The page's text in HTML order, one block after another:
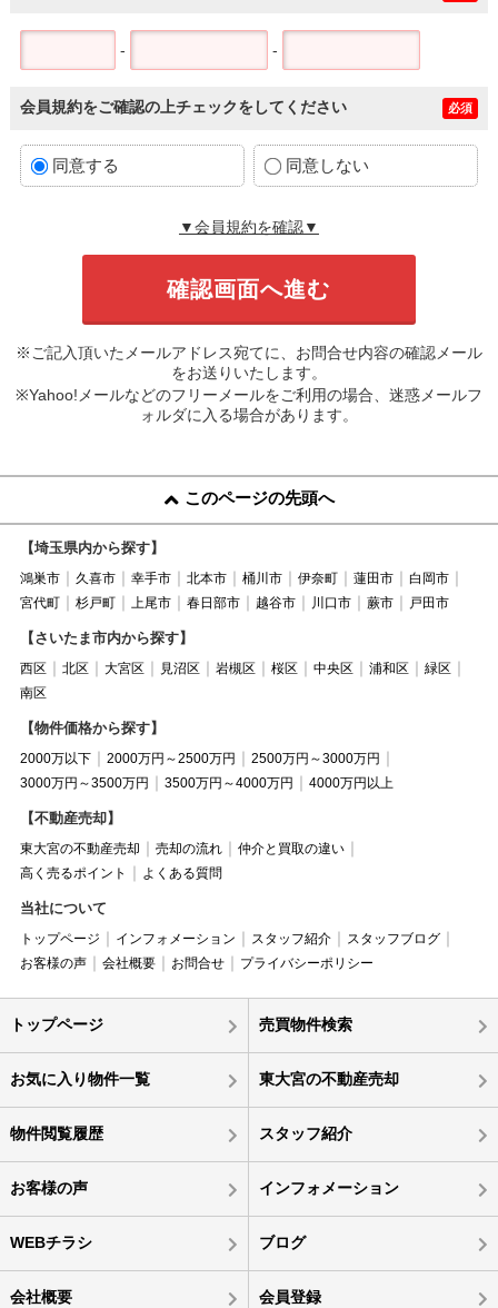
- -
会員規約をご確認の上チェックをしてください 必須
同意する 同意しない
▼会員規約を確認▼
※ご記入頂いたメールアドレス宛てに、お問合せ内容の確認メール
をお送りいたします。
※Yahoo!メールなどのフリーメールをご利用の場合、迷惑メールフ
ォルダに入る場合があります。
このページの先頭へ
【埼玉県内から探す】
鴻巣市 久喜市 幸手市 北本市 桶川市 伊奈町 蓮田市
白岡市
宮代町
杉戸町 上尾市 春日部市 越谷市 川口市 蕨市 戸田市
【さいたま市内から探す】
西区 北区 大宮区 見沼区 岩槻区 桜区 中央区 浦和区
緑区
南区
【物件価格から探す】
2000万以下 2000万円～2500万円
2500万円～3000万円
3000万円～3500万円
3500万円～4000万円 4000万円以上
【不動産売却】
東大宮の不動産売却 売却の流れ
仲介と買取の違い
高く売るポイント
よくある質問
当社について
トップページ インフォメーション スタッフ紹介
スタッフブログ
お客様の声
会社概要 お問合せ プライバシーポリシー
トップページ 売買物件検索
お気に入り物件一覧 東大宮の不動産売却
物件閲覧履歴 スタッフ紹介
お客様の声 インフォメーション
WEBチラシ ブログ
会社概要 会員登録